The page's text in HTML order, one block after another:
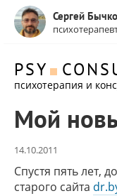
PSY
психотерапия и
Сергей
Мой
14.10.2011
Спустя пять лет,
старого сайта